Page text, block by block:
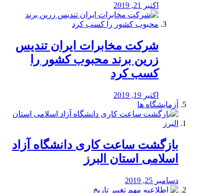
اکتبر 21, 2019
شرکت مخابرات ایران تندیس
زرین برند محبوب کشور را
کسب کرد
اکتبر 19, 2019
آزمایشگاه ها
بازگشت ساعت کاری دانشگاه آزاد
اسلامی استان البرز
دسامبر 25, 2019